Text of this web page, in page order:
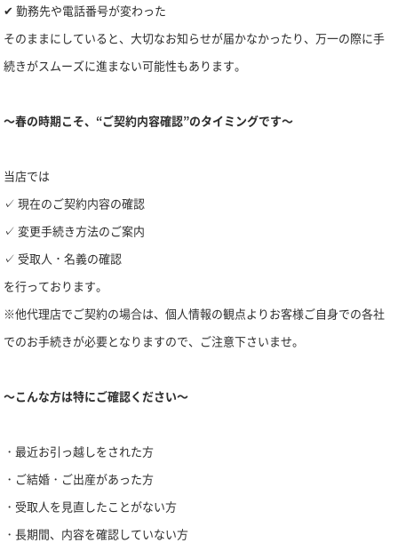
✔ 勤務先や電話番号が変わった
そのままにしていると、大切なお知らせが届かなかったり、万一の際に手
続きがスムーズに進まない可能性もあります。
～春の時期こそ、“ご契約内容確認”のタイミングです～
当店では
✓ 現在のご契約内容の確認
✓ 変更手続き方法のご案内
✓ 受取人・名義の確認
を行っております。
※他代理店でご契約の場合は、個人情報の観点よりお客様ご自身での各社
でのお手続きが必要となりますので、ご注意下さいませ。
～こんな方は特にご確認ください～
・最近お引っ越しをされた方
・ご結婚・ご出産があった方
・受取人を見直したことがない方
・長期間、内容を確認していない方